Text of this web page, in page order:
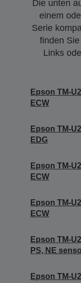
Die unten
einem
Serie
finden
Links
Epson TM-
ECW
Epson TM-
EDG
Epson TM-
ECW
Epson TM-
ECW
Epson TM-
PS, NE
Epson TM-